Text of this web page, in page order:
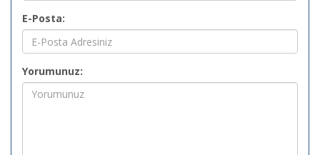
E-Posta:
Yorumunuz: